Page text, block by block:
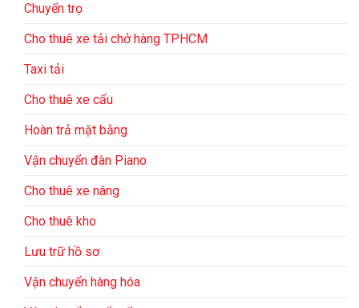
Chuyển trọ
Cho thuê xe tải chở hàng TPHCM
Taxi tải
Cho thuê xe cẩu
Hoàn trả mặt bằng
Vận chuyển đàn Piano
Cho thuê xe nâng
Cho thuê kho
Lưu trữ hồ sơ
Vận chuyển hàng hóa